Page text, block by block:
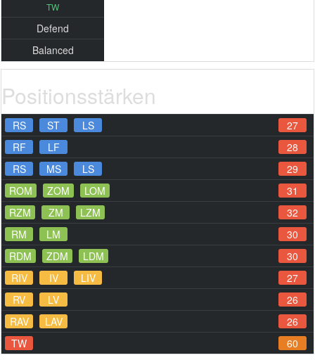
TW
Defend
Balanced
Positionsstärken
RS ST LS
27
RF
LF
28
RS
MS LS
29
ROM
ZOM LOM
31
RZM
ZM LZM
32
RM
LM
30
RDM
ZDM LDM
30
RIV
IV LIV
27
RV
LV
26
RAV
LAV
26
TW
60